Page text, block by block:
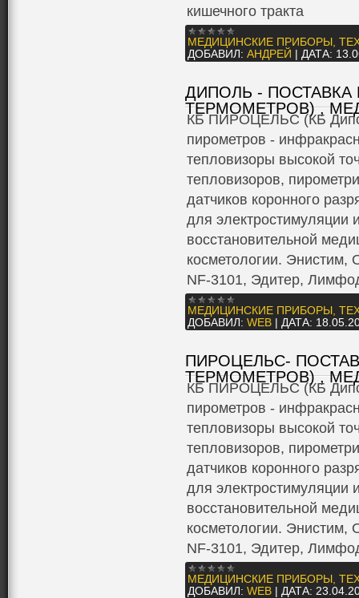
кишечного тракта
МЕДИЦИНСКИЕ ПРИБОРЫ,
ДОБАВИЛ: АНДРЕЙ ДАТА:
ДИПОЛЬ -
ТЕРМОМЕТРОВ) ,
КБ ПИРОЦЕЛЬС (КБ
пиpометрoв -
тепловизоры высокой
тепловизоров,
датчиков коронного
для электростимуляции
восстановительной
косметологии. Энистим,
NF-3101, Эдитер,
МЕДИЦИНСКИЕ ПРИБОРЫ,
ДОБАВИЛ: WEB ДАТА:
ПИРОЦЕЛЬС-
ТЕРМОМЕТРОВ) ,
КБ ПИРОЦЕЛЬС (КБ
пиpометрoв -
тепловизоры высокой
тепловизоров,
датчиков коронного
для электростимуляции
восстановительной
косметологии. Энистим,
NF-3101, Эдитер,
МЕДИЦИНСКИЕ ПРИБОРЫ,
ДОБАВИЛ: WEB ДАТА: